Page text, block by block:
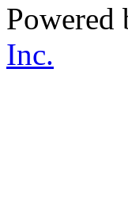
Powered
Inc.